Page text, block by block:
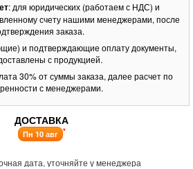
: для юридических (работаем с НДС) и
счету нашими менеджерами, после
заказа.
и подтверждающие оплату документы,
с продукцией.
30% от суммы заказа, далее расчет по
с менеджерами.
ДОСТАВКА
Пн 10 авг *
дата, уточняйте у менеджера